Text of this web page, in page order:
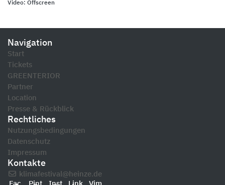
Video: Offscreen
Navigation
Start
Tickets
GREENTERIOR
Partner
Location
Presse & Rückblick
Rechtliches
Nutzungsbedingungen
Datenschutz
Impressum
Kontakte
klimafestival@heinze.de